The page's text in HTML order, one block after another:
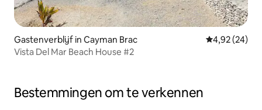
Gastenverblijf in Cayman Brac Gemiddelde
4,92 (24)
Vista Del Mar Beach House #2
Bestemmingen om te verkennen